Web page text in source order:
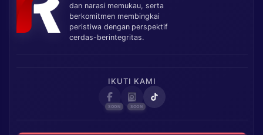
dan narasi memukau, serta
berkomitmen membingkai
peristiwa dengan perspektif
cerdas-berintegritas.
IKUTI KAMI